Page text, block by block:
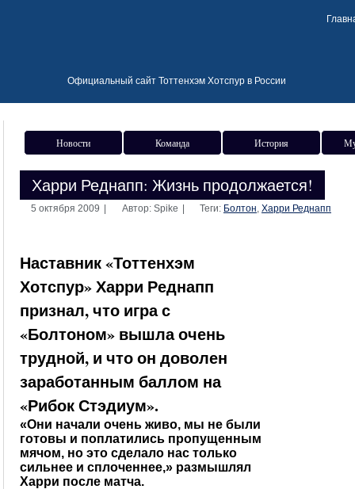
Официальный сайт Тоттенхэм Хотспур в России
Новости Команда История
Харри Реднапп: Жизнь продолжается!
5 октября 2009 Автор: Spike Теги: Болтон, Харри Реднапп
Наставник «Тоттенхэм
Хотспур» Харри Реднапп
признал, что игра с
«Болтоном» вышла очень
трудной, и что он доволен
заработанным баллом на
«Рибок Стэдиум».
«Они начали очень живо, мы не были
готовы и поплатились пропущенным
мячом, но это сделало нас только
сильнее и сплоченнее,» размышлял
Харри после матча.